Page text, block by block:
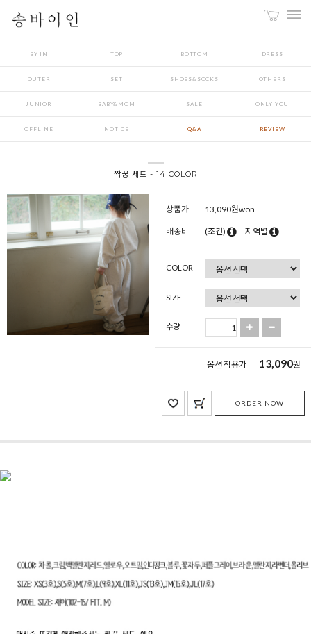
BY IN TOP BOTTOM DRESS
OUTER SET SHOES&SOCKS OTHERS
JUNIOR BABY&MOM SALE ONLY YOU
OFFLINE NOTICE Q&A REVIEW
짝꿍 세트 - 14 COLOR
상품가 13,090원won
배송비 (조건) 지역별
COLOR
SIZE
수량
옵션 적용가 13,090원
ORDER NOW